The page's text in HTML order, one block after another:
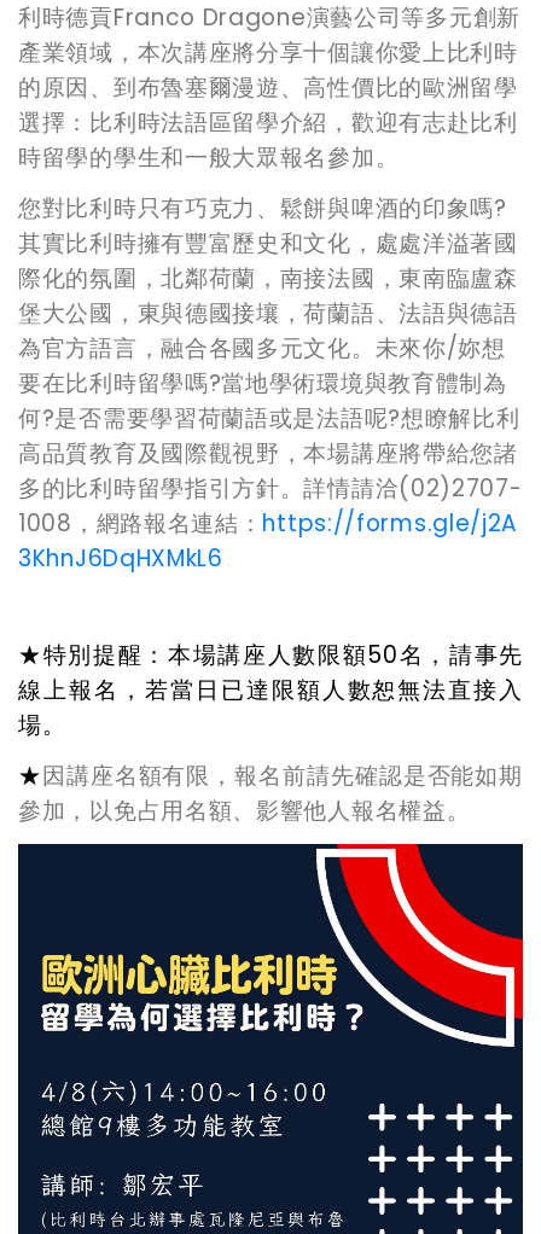
利時德貢Franco Dragone演藝公司等多元創新
產業領域，本次講座將分享十個讓你愛上比利時
的原因、到布魯塞爾漫遊、高性價比的歐洲留學
選擇：比利時法語區留學介紹，歡迎有志赴比利
時留學的學生和一般大眾報名參加。
您對比利時只有巧克力、鬆餅與啤酒的印象嗎?
其實比利時擁有豐富歷史和文化，處處洋溢著國
際化的氛圍，北鄰荷蘭，南接法國，東南臨盧森
堡大公國，東與德國接壤，荷蘭語、法語與德語
為官方語言，融合各國多元文化。未來你/妳想
要在比利時留學嗎?當地學術環境與教育體制為
何?是否需要學習荷蘭語或是法語呢?想瞭解比利
高品質教育及國際觀視野，本場講座將帶給您諸
多的比利時留學指引方針。詳情請洽(02)2707-
1008，網路報名連結： https://forms.gle/j2A
3KhnJ6DqHXMkL6
★特別提醒：本場講座人數限額50名，請事先
線上報名，若當日已達限額人數恕無法直接入
場。
★因講座名額有限，報名前請先確認是否能如期
參加，以免占用名額、影響他人報名權益。